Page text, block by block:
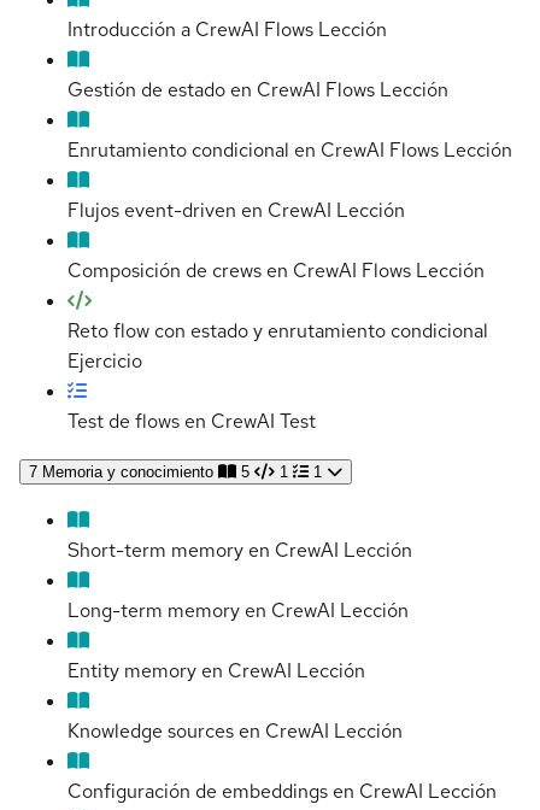
Introducción a CrewAI Flows Lección
Gestión de estado en CrewAI Flows Lección
Enrutamiento condicional en CrewAI Flows Lección
Flujos event-driven en CrewAI Lección
Composición de crews en CrewAI Flows Lección
Reto flow con estado y enrutamiento condicional
Ejercicio
Test de flows en CrewAI Test
7 Memoria y conocimiento 5 1 1
Short-term memory en CrewAI Lección
Long-term memory en CrewAI Lección
Entity memory en CrewAI Lección
Knowledge sources en CrewAI Lección
Configuración de embeddings en CrewAI Lección